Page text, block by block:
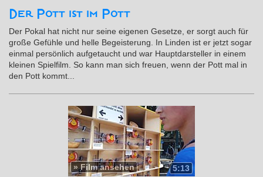
Der Pott ist im Pott
Der Pokal hat nicht nur seine eigenen Gesetze, er sorgt auch für
große Gefühle und helle Begeisterung. In Linden ist er jetzt sogar
einmal persönlich aufgetaucht und war Hauptdarsteller in einem
kleinen Spielfilm. So kann man sich freuen, wenn der Pott mal in
den Pott kommt...
5:13
»Film ansehen